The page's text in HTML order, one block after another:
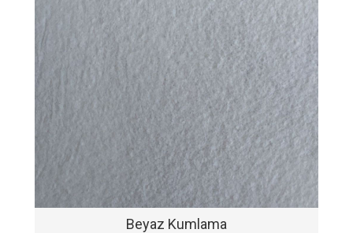
Beyaz Kumlama